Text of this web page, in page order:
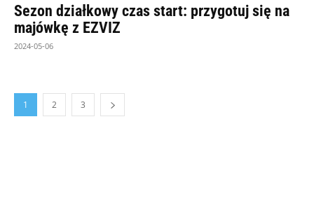
Sezon działkowy czas start: przygotuj się na
majówkę z EZVIZ
2024-05-06
1 2 3